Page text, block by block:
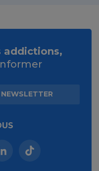
addictions,
NEWSLETTER
fenêtre)
(nouvelle fenêtre)
Linkedin (nouvelle
Tiktok (nouvelle